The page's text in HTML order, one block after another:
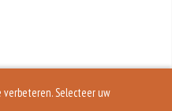
verbeteren. Selecteer uw